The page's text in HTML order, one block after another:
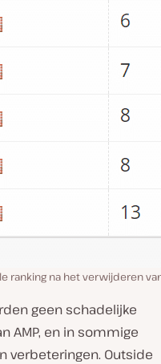
ranking na het verwijderen
geen schadelijke
AMP, en in sommige
verbeteringen. Outside